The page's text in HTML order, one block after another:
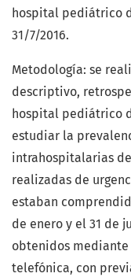
hospital pediátrico
31/7/2016.
Metodología: se
descriptivo,
hospital pediátrico
estudiar la
intrahospitalarias
realizadas de
estaban
de enero y el 31 de
obtenidos
telefónica, con